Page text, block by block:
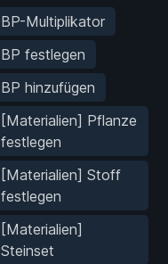
BP-Multiplikator
BP festlegen
BP hinzufügen
[Materialien] Pflanze
festlegen
[Materialien] Stoff
festlegen
[Materialien]
Steinset